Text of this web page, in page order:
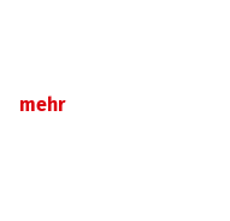
mehr